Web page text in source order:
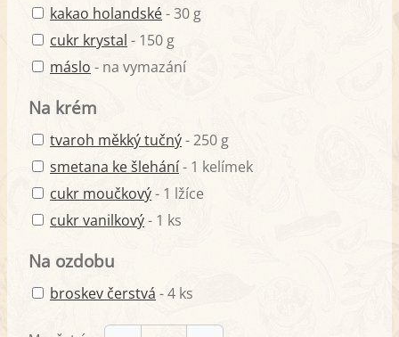
kakao holandské- 30 g
cukr krystal - 150 g
máslo - na vymazání
Na krém
tvaroh měkký tučný- 250 g
smetana ke šlehání- 1 kelímek
cukr moučkový- 1 lžíce
cukr vanilkový- 1 ks
Na ozdobu
broskev čerstvá - 4 ks